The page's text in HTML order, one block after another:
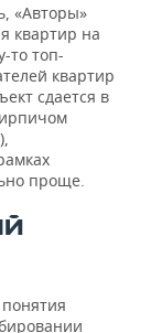
«Авторы»
квартир на
то топ-
квартир
сдается в
проще.